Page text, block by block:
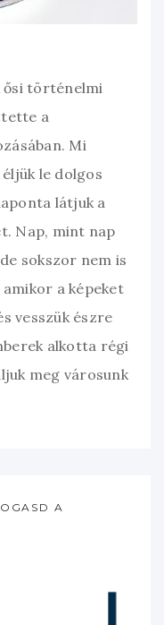
ősi történelmi
a
Mi
le dolgos
látjuk a
Nap, mint nap
sokszor nem is
a képeket
vesszük észre
alkotta régi
meg városunk
A